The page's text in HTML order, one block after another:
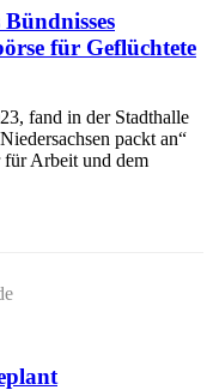
für Geflüchtete
fand in der Stadthalle
packt an“
Arbeit und dem